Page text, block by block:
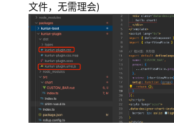
文件，无需理会)